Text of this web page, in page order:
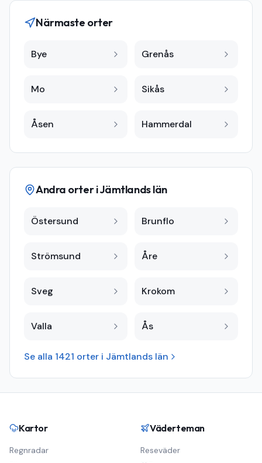
Närmaste orter
Bye Grenås
Mo Sikås
Åsen Hammerdal
Andra orter iJämtlands län
Östersund Brunflo
Strömsund Åre
Sveg Krokom
Valla Ås
Se alla 1421 orter i Jämtlands län
Kartor
Regnradar
Väderteman
Reseväder